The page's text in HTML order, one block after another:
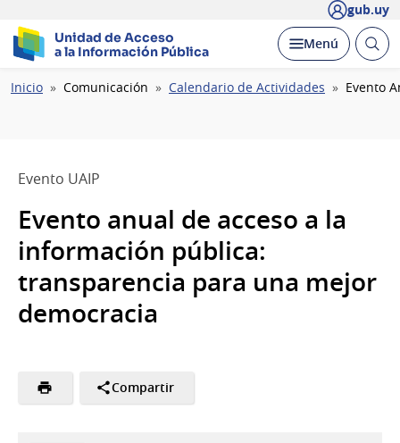
gub.uy
Unidad de Acceso
a la Información Pública
Desplegar
Menú Abrir
Ruta
Inicio Comunicación Calendario de Actividades Evento
Evento UAIP
Evento anual de acceso a la
información pública:
transparencia para una mejor
democracia
Compartir